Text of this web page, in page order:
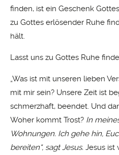
finden, ist ein Geschenk
zu Gottes erlösender Ruhe
hält.
Lasst uns zu Gottes Ruhe
„Was ist mit unseren lieben
mit mir sein? Unsere Zeit ist
schmerzhaft, beendet. Und
Woher kommt Trost? In
Wohnungen. Ich gehe hin,
bereiten“, sagt Jesus. Jesus ist